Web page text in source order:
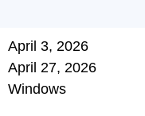
April 3, 2026
April 27, 2026
Windows